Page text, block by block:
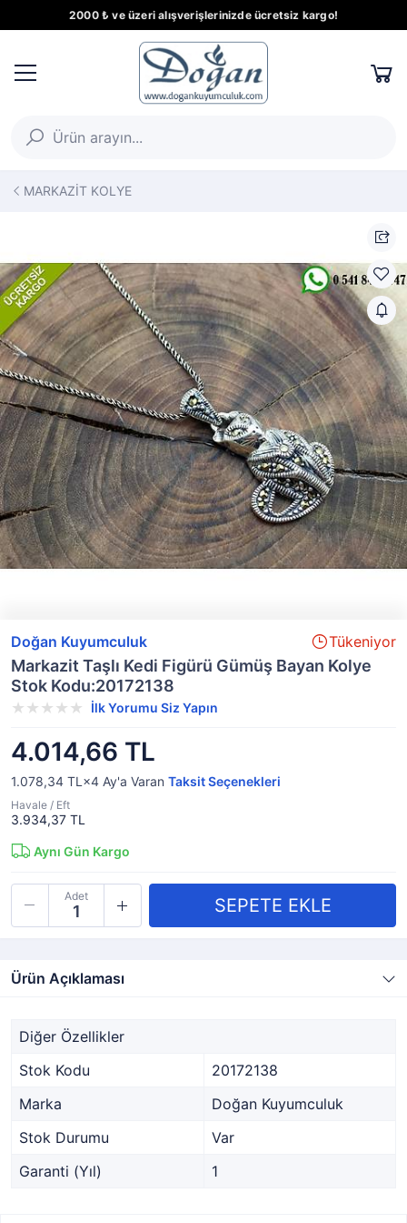
2000 ₺ ve üzeri alışverişlerinizde ücretsiz kargo!
MARKAZİT KOLYE
Doğan Kuyumculuk Tükeniyor
Markazit Taşlı Kedi Figürü Gümüş Bayan Kolye
Stok Kodu:20172138
İlk Yorumu Siz Yapın
4.014,66 TL
1.078,34 TL×4 Ay'a Varan Taksit Seçenekleri
Havale / Eft
3.934,37 TL
Aynı Gün Kargo
Adet
Ürün Açıklaması
Diğer Özellikler
Stok Kodu
20172138
Marka
Doğan Kuyumculuk
Stok Durumu
Var
Garanti (Yıl)
1